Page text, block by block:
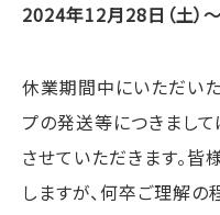
2024年12月28日（土）
休業期間中にいただいた
プの発送等につきまし
させていただきます。
しますが、何卒ご理解の